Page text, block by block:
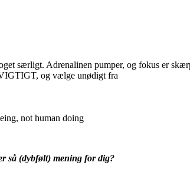
særligt. Adrenalinen pumper, og fokus er
VIGTIGT, og vælge unødigt fra
not human doing
så (dybfølt) mening for dig?